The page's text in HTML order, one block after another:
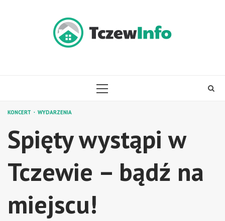
PRIMARY
KONCERT WYDARZENIA
Spięty wystąpi w
Tczewie – bądź na
miejscu!